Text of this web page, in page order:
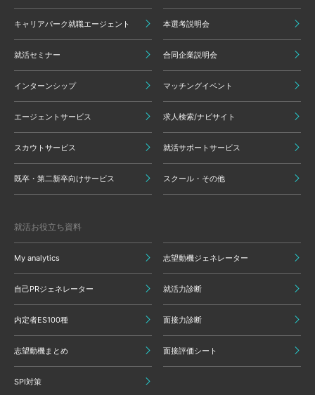
キャリアパーク就職エージェント 本選考説明会
就活セミナー 合同企業説明会
インターンシップ マッチングイベント
エージェントサービス 求人検索/ナビサイト
スカウトサービス 就活サポートサービス
既卒・第二新卒向けサービス スクール・その他
就活お役立ち資料
My analytics 志望動機ジェネレーター
自己PRジェネレーター 就活力診断
内定者ES100種 面接力診断
志望動機まとめ 面接評価シート
SPI対策